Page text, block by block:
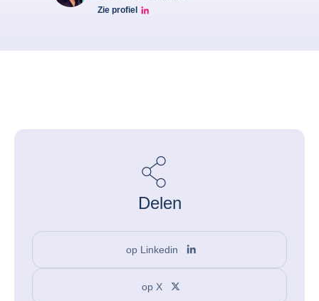
Zie profiel
Eve barré linkedin
Delen
op Linkedin
op X